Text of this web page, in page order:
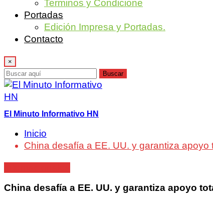
Terminos y Condicione
Portadas
Edición Impresa y Portadas.
Contacto
×
Buscar
El Minuto Informativo HN
Inicio
China desafía a EE. UU. y garantiza
China desafía a EE. UU. y garantiza apoyo